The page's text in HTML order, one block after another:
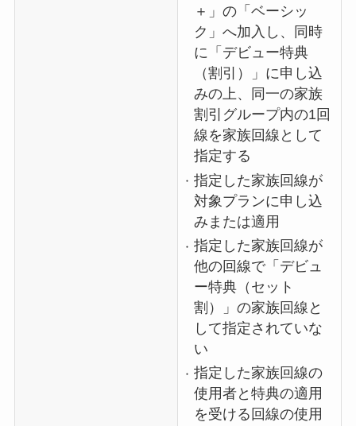
＋」の「ベーシッ
ク」へ加入し、同時
に「デビュー特典
（割引）」に申し込
みの上、同一の家族
割引グループ内の1回
線を家族回線として
指定する
指定した家族回線が
対象プランに申し込
みまたは適用
指定した家族回線が
他の回線で「デビュ
ー特典（セット
割）」の家族回線と
して指定されていな
い
指定した家族回線の
使用者と特典の適用
を受ける回線の使用